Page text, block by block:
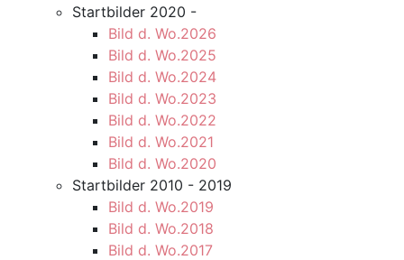
Startbilder 2020 -
Bild d. Wo.2026
Bild d. Wo.2025
Bild d. Wo.2024
Bild d. Wo.2023
Bild d. Wo.2022
Bild d. Wo.2021
Bild d. Wo.2020
Startbilder 2010 - 2019
Bild d. Wo.2019
Bild d. Wo.2018
Bild d. Wo.2017